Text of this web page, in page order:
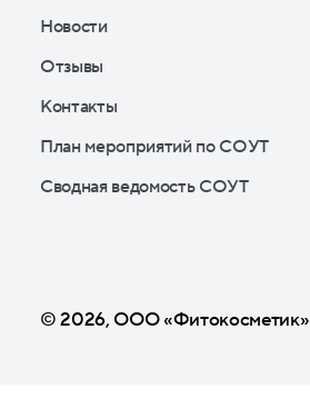
Новости
Отзывы
Контакты
План мероприятий по СОУТ
Сводная ведомость СОУТ
© 2026, ООО «Фитокосметик»